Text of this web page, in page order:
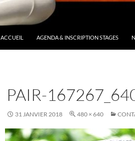
ACCUEIL AGENDA & INSCRIPTION STAGES
PAIR-
31 JANVIER 2018 480 × 640